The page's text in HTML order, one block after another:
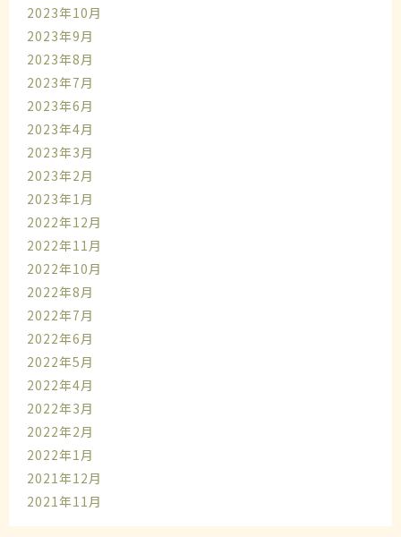
2023年10月
2023年9月
2023年8月
2023年7月
2023年6月
2023年4月
2023年3月
2023年2月
2023年1月
2022年12月
2022年11月
2022年10月
2022年8月
2022年7月
2022年6月
2022年5月
2022年4月
2022年3月
2022年2月
2022年1月
2021年12月
2021年11月